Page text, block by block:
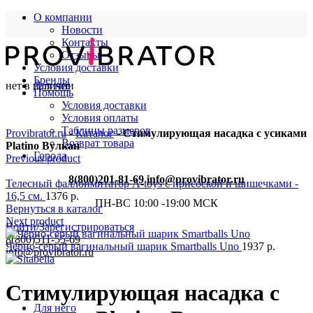
О компании
Новости
Контакты
Отзывы
Условия доставки
Бренды
Помощь
Условия доставки
Условия оплаты
Таблицы размеров
Возврат товара
Города
8(800)201-81-69 info@provibrator.ru
ПН-ВС 10:00 -19:00 МСК
Войти/Зарегистрироваться
8(800)511-55-69
info@provibrator.ru
Для нее
Для него
нет в наличии
Provibrator.ru-Каталог-Стимулирующая насадка с усиками
Platino Вулкан
Previous product
Телесный фаллоимитатор A-toys с присоской и шишечками -
16,5 см. 1376 р.
Вернуться в каталог
Next product
Чёрно-серый вагинальный шарик Smartballs Uno 1937 р.
Стимулирующая насадка с